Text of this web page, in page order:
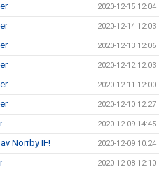
2020-12-15 12:04
2020-12-14 12:03
2020-12-13 12:06
2020-12-12 12:03
2020-12-11 12:00
2020-12-10 12:27
2020-12-09 14:45
Norrby IF! 2020-12-09 10:24
2020-12-08 12:10